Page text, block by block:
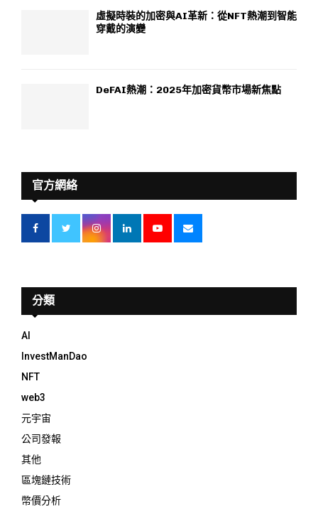
虛擬時裝的加密與AI革新：從NFT熱潮到智能
穿戴的演變
DeFAI熱潮：2025年加密貨幣市場新焦點
官方網絡
分類
AI
InvestManDao
NFT
web3
元宇宙
公司發報
其他
區塊鏈技術
幣價分析